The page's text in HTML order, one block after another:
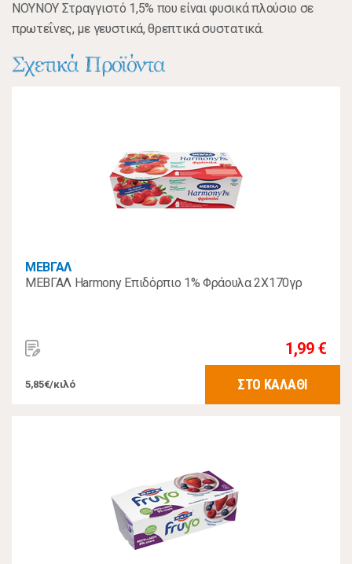
ΝΟΥΝΟΥ Στραγγιστό 1,5% που είναι φυσικά πλούσιο σε
πρωτεΐνες, με γευστικά, θρεπτικά συστατικά.
Σχετικά Προϊόντα
ΜΕΒΓΑΛ
ΜΕΒΓΑΛ Harmony Επιδόρπιο 1% Φράουλα 2Χ170γρ
1,99 €
5,85€/κιλό ΣΤΟ ΚΑΛΑΘΙ